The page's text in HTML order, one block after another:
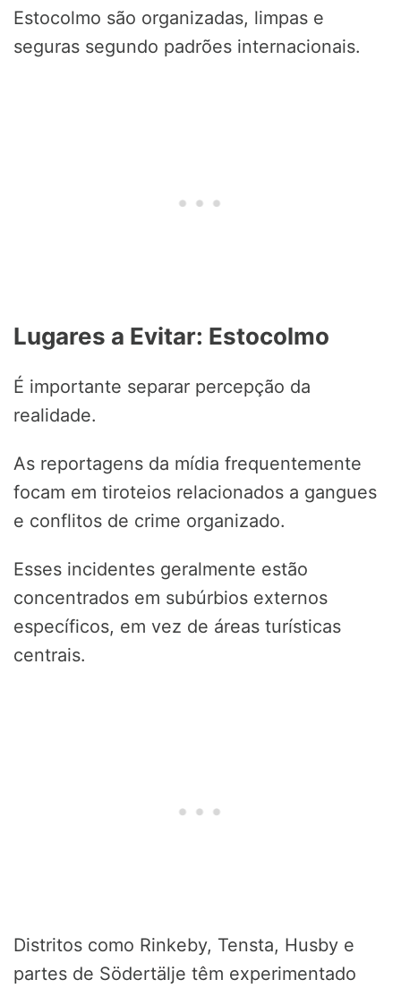
Estocolmo são organizadas, limpas e
seguras segundo padrões internacionais.
Lugares a Evitar: Estocolmo
É importante separar percepção da
realidade.
As reportagens da mídia frequentemente
focam em tiroteios relacionados a gangues
e conflitos de crime organizado.
Esses incidentes geralmente estão
concentrados em subúrbios externos
específicos, em vez de áreas turísticas
centrais.
Distritos como Rinkeby, Tensta, Husby e
partes de Södertälje têm experimentado